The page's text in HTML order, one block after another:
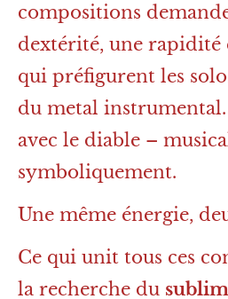
compositions
dextérité, une rapidité
qui préfigurent les
du metal
avec le diable –
symboliquement.
Une même énergie,
Ce qui unit tous ces
la recherche du